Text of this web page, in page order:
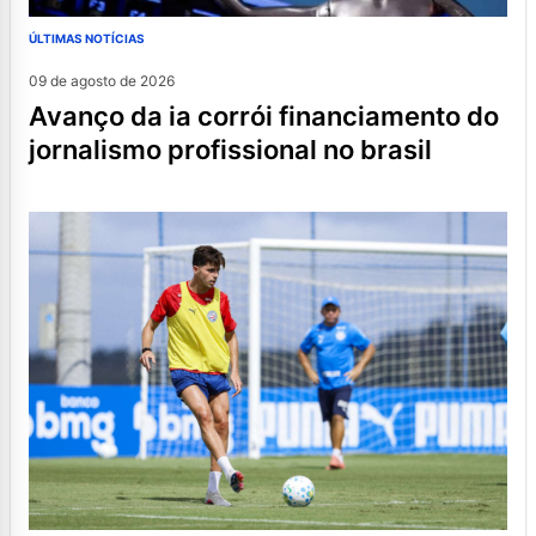
ÚLTIMAS NOTÍCIAS
09 de agosto de 2026
avanço da ia corrói financiamento do
jornalismo profissional no brasil